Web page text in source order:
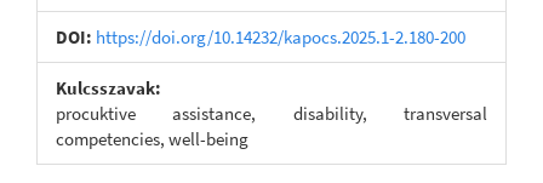
DOI: https://doi.org/10.14232/kapocs.2025.1-2.180-200
Kulcsszavak:
procuktive assistance, disability, transversal
competencies, well-being